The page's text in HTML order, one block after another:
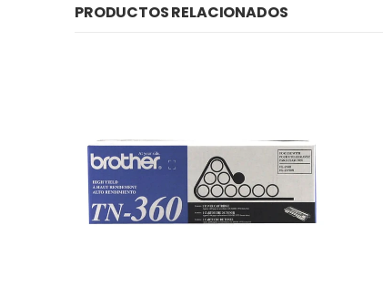
PRODUCTOS RELACIONADOS